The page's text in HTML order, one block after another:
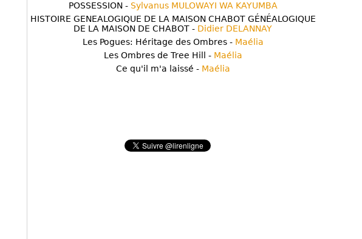
POSSESSION - Sylvanus MULOWAYI WA KAYUMBA
HISTOIRE GENEALOGIQUE DE LA MAISON CHABOT GÉNÉALOGIQUE
DE LA MAISON DE CHABOT - Didier DELANNAY
Les Pogues: Héritage des Ombres - Maélia
Les Ombres de Tree Hill - Maélia
Ce qu'il m'a laissé - Maélia